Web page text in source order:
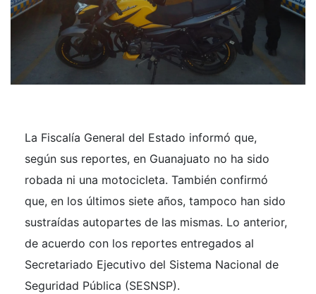
La Fiscalía General del Estado informó que,
según sus reportes, en Guanajuato no ha sido
robada ni una motocicleta. También confirmó
que, en los últimos siete años, tampoco han sido
sustraídas autopartes de las mismas. Lo anterior,
de acuerdo con los reportes entregados al
Secretariado Ejecutivo del Sistema Nacional de
Seguridad Pública (SESNSP).